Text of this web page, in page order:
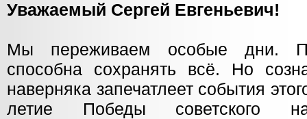
Уважаемый Сергей Евгеньевич!
Мы переживаем особые дни.
способна сохранять всё. Но
наверняка запечатлеет события
летие Победы советского